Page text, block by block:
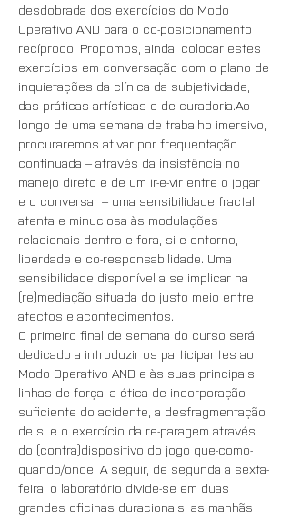
desdobrada dos exercícios do Modo
Operativo AND para o co-posicionamento
recíproco. Propomos, ainda, colocar estes
exercícios em conversação com o plano de
inquietações da clínica da subjetividade,
das práticas artísticas e de curadoria.Ao
longo de uma semana de trabalho imersivo,
procuraremos ativar por frequentação
continuada – através da insistência no
manejo direto e de um ir-e-vir entre o jogar
e o conversar – uma sensibilidade fractal,
atenta e minuciosa às modulações
relacionais dentro e fora, si e entorno,
liberdade e co-responsabilidade. Uma
sensibilidade disponível a se implicar na
(re)mediação situada do justo meio entre
afectos e acontecimentos.
O primeiro final de semana do curso será
dedicado a introduzir os participantes ao
Modo Operativo AND e às suas principais
linhas de força: a ética de incorporação
suficiente do acidente, a desfragmentação
de si e o exercício da re-paragem através
do (contra)dispositivo do jogo que-como-
quando/onde. A seguir, de segunda a sexta-
feira, o laboratório divide-se em duas
grandes oficinas duracionais: as manhãs